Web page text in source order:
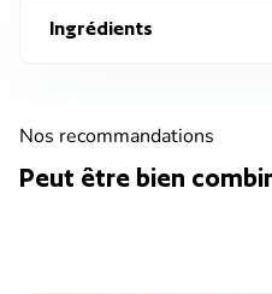
Ingrédients
Nos recommandations
Peut être bien